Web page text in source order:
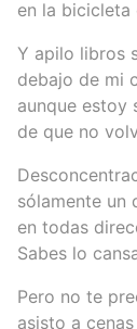
en la bicicleta
Y apilo libros
debajo de mi
aunque estoy
de que no
sólamente un
en todas
Sabes lo
Pero no te
asisto a